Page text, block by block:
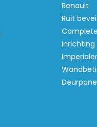
Renault
Ruit
Complete
inrichting